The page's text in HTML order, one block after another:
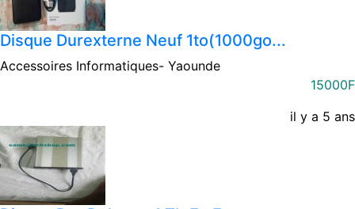
Disque Durexterne Neuf 1to(1000go...
Accessoires Informatiques- Yaounde
15000F
il y a 5 ans